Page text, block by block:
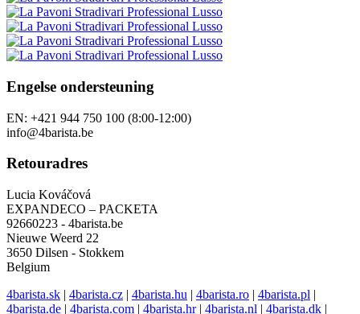
Engelse ondersteuning
EN: +421 944 750 100 (8:00-12:00)
info@4barista.be
Retouradres
Lucia Kováčová
EXPANDECO – PACKETA
92660223 - 4barista.be
Nieuwe Weerd 22
3650 Dilsen - Stokkem
Belgium
4barista.sk | 4barista.cz | 4barista.hu | 4barista.ro | 4barista.pl |
4barista.de | 4barista.com | 4barista.hr| 4barista.nl | 4barista.dk |